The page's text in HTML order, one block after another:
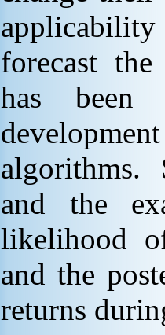
applicability
forecast
has been
algorithms.
and the
likelihood
and the
returns